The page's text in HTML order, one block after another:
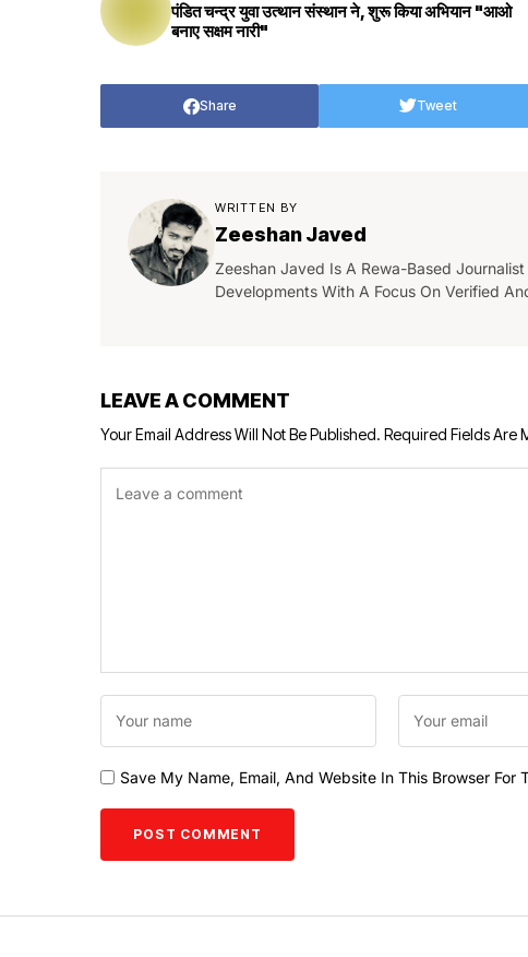
पंडित चन्द्र युवा उत्थान संस्थान ने, शुरू किया अभियान "आओ
बनाए सक्षम नारी"
Share Tweet
WRITTEN BY
Zeeshan Javed
Zeeshan Javed Is A Rewa-Based
Developments With A Focus On Verified
LEAVE A COMMENT
Your Email Address Will Not Be Published. Required Fields Are
Save My Name, Email, And Website In This Browser For